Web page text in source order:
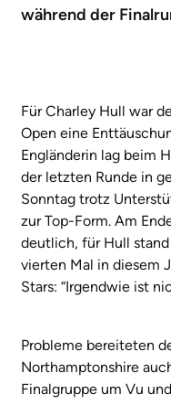
während der
Für Charley Hull war
Open eine
Engländerin lag beim
der letzten Runde in
Sonntag trotz
zur Top-Form. Am
deutlich, für Hull
vierten Mal in diesem
Stars: “Irgendwie ist
Probleme bereiteten
Northamptonshire
Finalgruppe um Vu